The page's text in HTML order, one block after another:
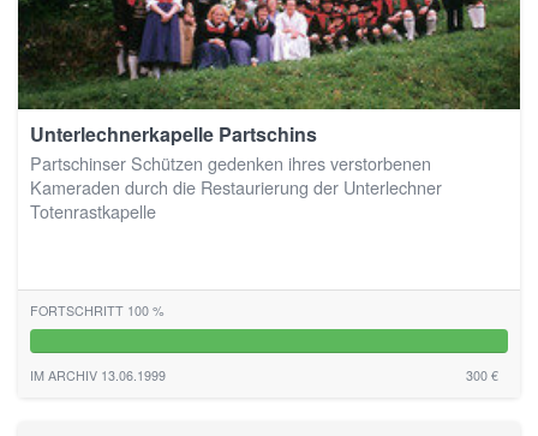
Unterlechnerkapelle Partschins
Partschinser Schützen gedenken ihres verstorbenen
Kameraden durch die Restaurierung der Unterlechner
Totenrastkapelle
FORTSCHRITT 100 %
IM ARCHIV 13.06.1999 300 €